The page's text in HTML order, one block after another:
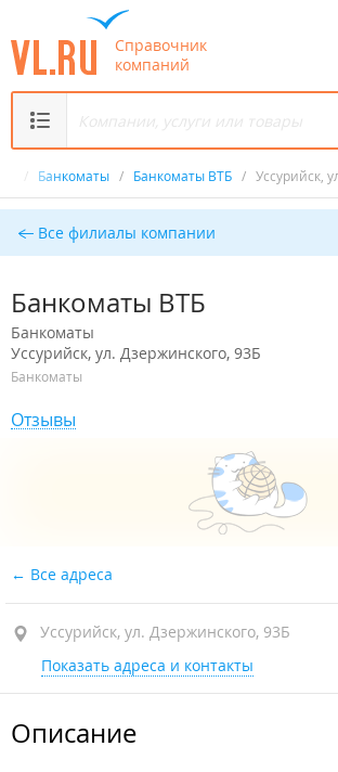
Справочник
компаний
/ Банкоматы / Банкоматы ВТБ / Уссурийск,
Все филиалы компании
Банкоматы ВТБ
Банкоматы
Уссурийск, ул. Дзержинского, 93Б
Банкоматы
Отзывы
Все адреса
Уссурийск, ул. Дзержинского, 93Б
Показать адреса и контакты
Описание